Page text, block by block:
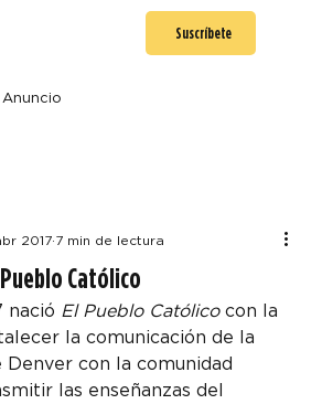
Suscríbete
Anuncio
Católico
2017 7 min de lectura
nació El Pueblo Católico con la
la comunicación de la
Denver con la comunidad
las enseñanzas del